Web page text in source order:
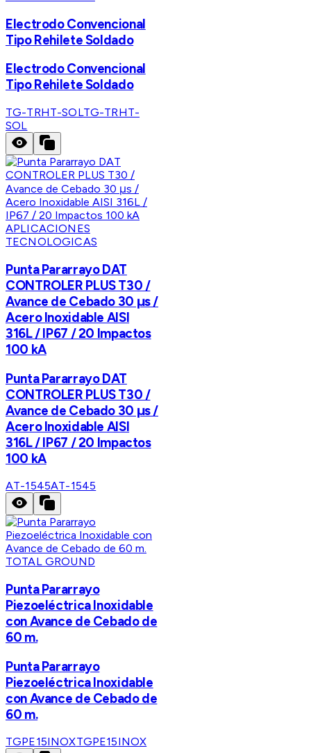
Electrodo Convencional
Tipo Rehilete Soldado
Electrodo Convencional
Tipo Rehilete Soldado
TG-TRHT-SOLTG-TRHT-
SOL
APLICACIONES
TECNOLOGICAS
Punta Pararrayo DAT
CONTROLER PLUS T30 /
Avance de Cebado 30 μs /
Acero Inoxidable AISI
316L / IP67 / 20 Impactos
100 kA
Punta Pararrayo DAT
CONTROLER PLUS T30 /
Avance de Cebado 30 μs /
Acero Inoxidable AISI
316L / IP67 / 20 Impactos
100 kA
AT-1545AT-1545
TOTAL GROUND
Punta Pararrayo
Piezoeléctrica Inoxidable
con Avance de Cebado de
60 m.
Punta Pararrayo
Piezoeléctrica Inoxidable
con Avance de Cebado de
60 m.
TGPE15INOXTGPE15INOX